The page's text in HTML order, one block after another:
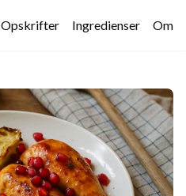
Opskrifter Ingredienser Om